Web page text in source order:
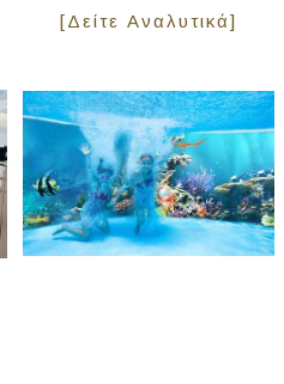
[Δείτε Αναλυτικά]